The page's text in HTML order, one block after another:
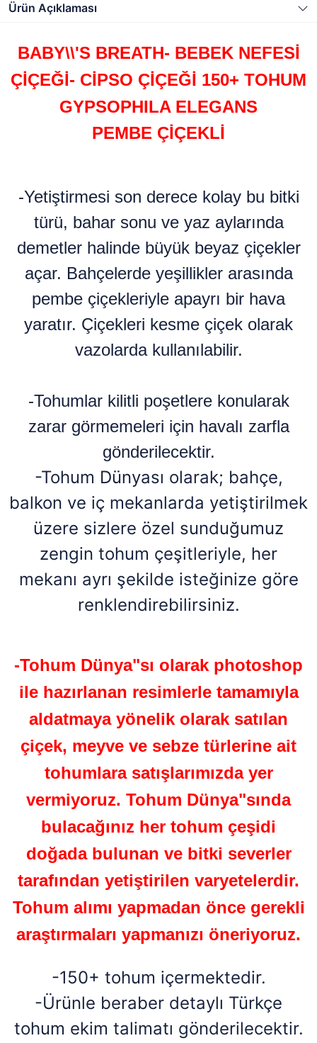
Ürün Açıklaması
BABY\\'S BREATH- BEBEK NEFESİ
ÇİÇEĞİ- CİPSO ÇİÇEĞİ 150+ TOHUM
GYPSOPHILA ELEGANS
PEMBE ÇİÇEKLİ
-Yetiştirmesi son derece kolay bu bitki
türü, bahar sonu ve yaz aylarında
demetler halinde büyük beyaz çiçekler
açar. Bahçelerde yeşillikler arasında
pembe çiçekleriyle apayrı bir hava
yaratır. Çiçekleri kesme çiçek olarak
vazolarda kullanılabilir.
-Tohumlar kilitli poşetlere konularak
zarar görmemeleri için havalı zarfla
gönderilecektir.
-Tohum Dünyası olarak; bahçe,
balkon ve iç mekanlarda yetiştirilmek
üzere sizlere özel sunduğumuz
zengin tohum çeşitleriyle, her
mekanı ayrı şekilde isteğinize göre
renklendirebilirsiniz.
-Tohum Dünya"sı olarak photoshop
ile hazırlanan resimlerle tamamıyla
aldatmaya yönelik olarak satılan
çiçek, meyve ve sebze türlerine ait
tohumlara satışlarımızda yer
vermiyoruz. Tohum Dünya"sında
bulacağınız her tohum çeşidi
doğada bulunan ve bitki severler
tarafından yetiştirilen varyetelerdir.
Tohum alımı yapmadan önce gerekli
araştırmaları yapmanızı öneriyoruz.
-150+ tohum içermektedir.
-Ürünle beraber detaylı Türkçe
tohum ekim talimatı gönderilecektir.